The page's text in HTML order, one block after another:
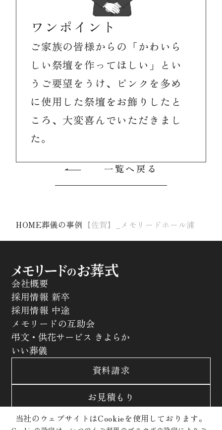
ワンポイント
ご家族の皆様からの「かわいら
しい祭壇を作ってほしい」とい
うご要望をうけ、ピンクを多め
に使用した祭壇をお飾りしたと
ころ、大変喜んでいただきまし
た。
一覧へ戻る
HOME葬儀の事例 【佐賀】_メモリードホール浦
会社概要
採用情報 新卒
採用情報 中途
メモリードの互助会
弔文・供花サービス きよらか
いい葬儀
資料請求
お見積もり
お問合わせ
当社のウェブサイトはCookieを使用しております。